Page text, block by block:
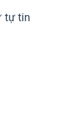
tự tin